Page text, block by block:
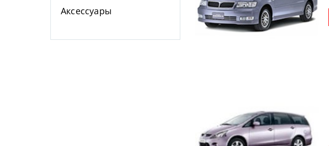
Аксессуары